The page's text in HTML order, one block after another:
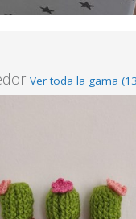
Ver toda la gama